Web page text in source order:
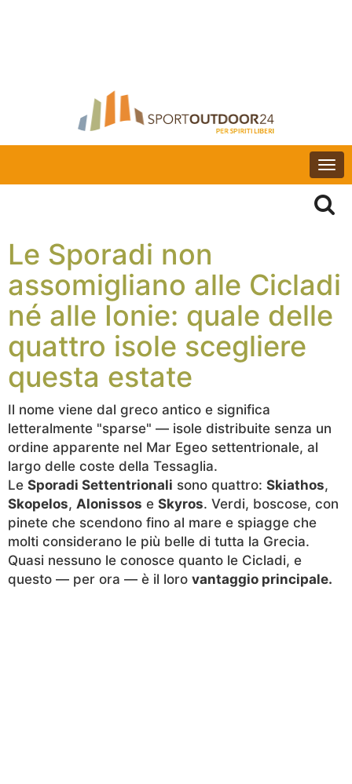
Le Sporadi non
assomigliano alle Cicladi
né alle Ionie: quale delle
quattro isole scegliere
questa estate
Il nome viene dal greco antico e significa
letteralmente "sparse" — isole distribuite senza un
ordine apparente nel Mar Egeo settentrionale, al
largo delle coste della Tessaglia.
Le Sporadi Settentrionali sono quattro: Skiathos,
Skopelos, Alonissos e Skyros. Verdi, boscose, con
pinete che scendono fino al mare e spiagge che
molti considerano le più belle di tutta la Grecia.
Quasi nessuno le conosce quanto le Cicladi, e
questo — per ora — è il loro vantaggio principale.